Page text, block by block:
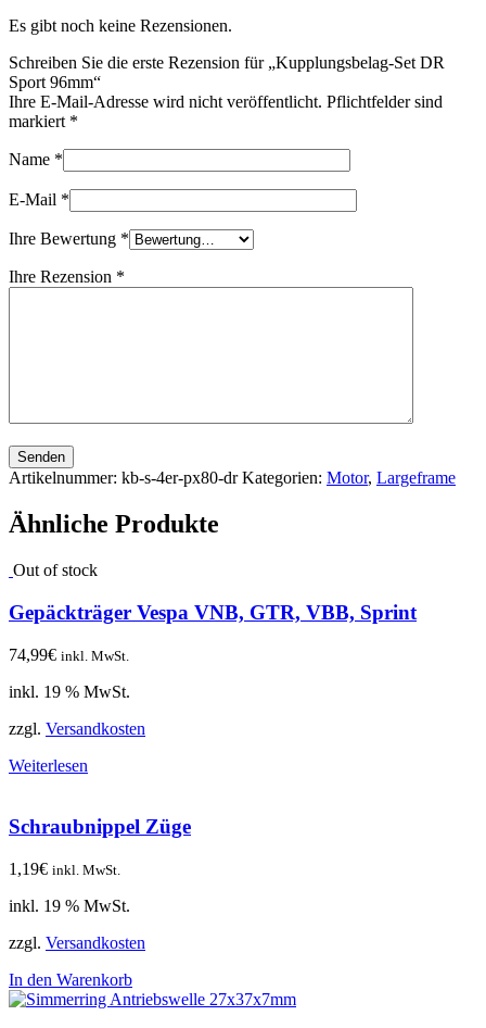
Es gibt noch keine Rezensionen.
Schreiben Sie die erste Rezension für „Kupplungsbelag-Set DR
Sport 96mm“
Ihre E-Mail-Adresse wird nicht veröffentlicht. Pflichtfelder sind
markiert *
Name *
E-Mail *
Ihre Bewertung *
Ihre Rezension *
Senden
Artikelnummer: kb-s-4er-px80-dr Kategorien: Motor, Largeframe
Ähnliche Produkte
Out of stock
Gepäckträger Vespa VNB, GTR, VBB, Sprint
74,99€ inkl. MwSt.
inkl. 19 % MwSt.
zzgl. Versandkosten
Weiterlesen
Schraubnippel Züge
1,19€ inkl. MwSt.
inkl. 19 % MwSt.
zzgl. Versandkosten
In den Warenkorb